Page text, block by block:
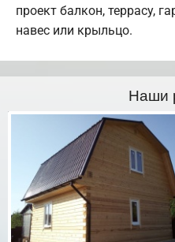
проект балкон, террасу,
навес или крыльцо.
Наши